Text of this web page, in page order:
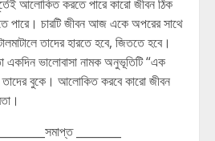
আলোকিত করতে পারে কারো জীবন ঠিক
পারে। চারটি জীবন আজ একে অপরের সাথে
তাদের হারতে হবে, জিততে হবে।
ভালোবাসা নামক অনুভূতিটি “এক
বুকে। আলোকিত করবে কারো জীবন
________